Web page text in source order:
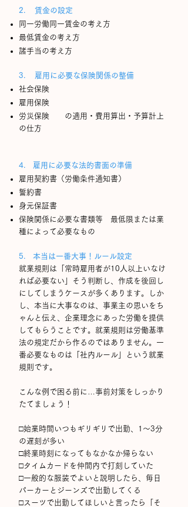
2.​ 賃金の設定
同一労働同一賃金の考え方
最低賃金の考え方
諸手当の考え方
3. 雇用に必要な保険関係の整備
社会保険
雇用保険
労災保険
の適用・費用算出・予算計上
の仕方
4. 雇用に必要な法的書面の準備
雇用契約書（労働条件通知書）
誓約書
身元保証書
保険関係に必要な書類等 最低限または業
種によって必要なもの
5. 本当は一番大事！ルール設定
就業規則は「常時雇用者が10人以上いなけ
れば必要ない」そう判断し、作成を後回し
にしてしまうケースが多くあります。しか
し、本当に大事なのは、事業主の思いをち
ゃんと伝え、企業理念にあった労働を提供
してもらうことです。就業規則は労働基準
法の規定だから作るのではありません。一
番必要なものは「社内ルール」という就業
規則です。
​こんな例で困る前に…事前対策をしっかり
たてましょう！
​□始業時間いつもギリギリで出勤、1～3分
の遅刻が多い
□終業時刻になってもなかなか帰らない
□タイムカードを仲間内で打刻していた
□一般的な服装でよいと説明したら、毎日
パーカーとジーンズで出勤してくる
□ スーツで出勤してほしいと言ったら「そ